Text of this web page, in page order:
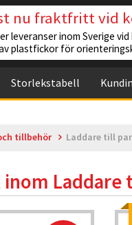
nu fraktfritt vid
leveranser inom Sverige
plastfickor för
Storlekstabell
tillbehör Laddare till
inom Laddare